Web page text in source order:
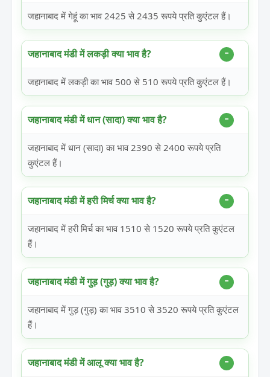
जहानाबाद में गेहूं का भाव 2425 से 2435 रूपये प्रति कुएंटल हैं।
जहानाबाद मंडी में लकड़ी क्या भाव है?
जहानाबाद में लकड़ी का भाव 500 से 510 रूपये प्रति कुएंटल हैं।
जहानाबाद मंडी में धान (सादा) क्या भाव है?
जहानाबाद में धान (सादा) का भाव 2390 से 2400 रूपये प्रति
कुएंटल हैं।
जहानाबाद मंडी में हरी मिर्च क्या भाव है?
जहानाबाद में हरी मिर्च का भाव 1510 से 1520 रूपये प्रति कुएंटल
हैं।
जहानाबाद मंडी में गुड़ (गुड़) क्या भाव है?
जहानाबाद में गुड़ (गुड़) का भाव 3510 से 3520 रूपये प्रति कुएंटल
हैं।
जहानाबाद मंडी में आलू क्या भाव है?